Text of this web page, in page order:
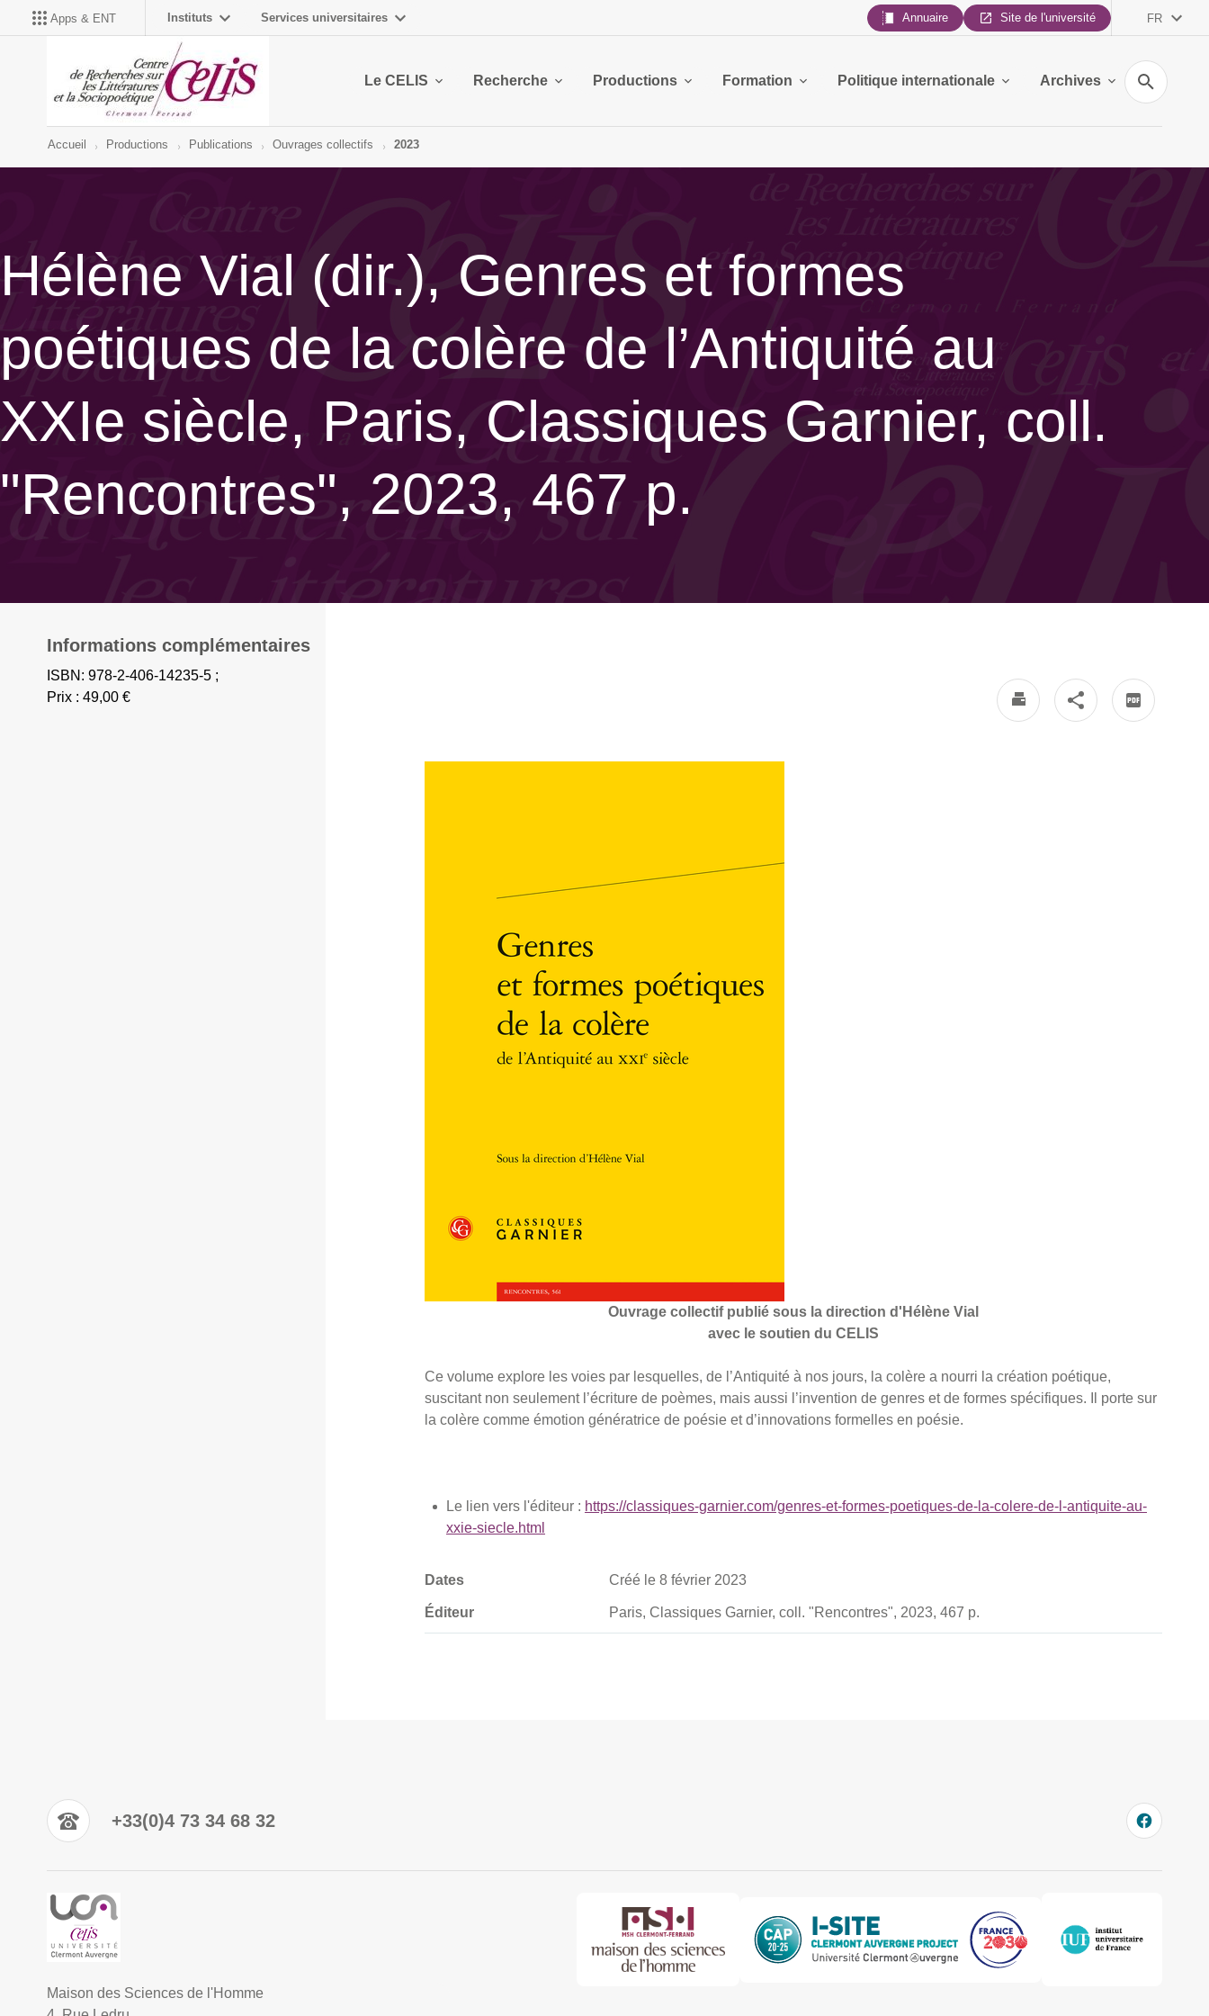
Apps & ENT Instituts Services universitaires Annuaire Site de l'université FR
Le CELIS Recherche Productions Formation Politique internationale Archives
Recherche
Accueil Productions Publications Ouvrages collectifs 2023
Hélène Vial (dir.), Genres et formes
poétiques de la colère de l’Antiquité au
XXIe siècle, Paris, Classiques Garnier, coll.
"Rencontres", 2023, 467 p.
Ouvrage collectif publié sous la direction d'Hélène Vial
avec le soutien du CELIS
Ce volume explore les voies par lesquelles, de l’Antiquité à nos jours, la colère a nourri la création poétique,
suscitant non seulement l’écriture de poèmes, mais aussi l’invention de genres et de formes spécifiques. Il porte sur
la colère comme émotion génératrice de poésie et d’innovations formelles en poésie.
Le lien vers l'éditeur : https://classiques-garnier.com/genres-et-formes-poetiques-de-la-colere-de-l-antiquite-au-
xxie-siecle.html
Dates Créé le 8 février 2023
Éditeur Paris, Classiques Garnier, coll. "Rencontres", 2023, 467 p.
Informations complémentaires
ISBN: 978-2-406-14235-5 ;
Prix : 49,00 €
+33(0)4 73 34 68 32
Maison des Sciences de l'Homme